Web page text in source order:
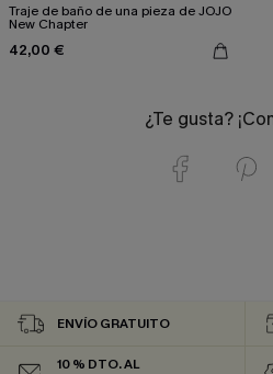
Traje de baño de una pieza de JOJO
New Chapter
42,00 €
¿Te gusta?
ENVÍO GRATUITO
10 % DTO. AL